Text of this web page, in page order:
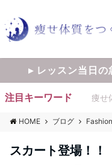
▸ レッスン当日の
注目キーワード 痩せ
HOME ブログ Fashion
スカート登場！！